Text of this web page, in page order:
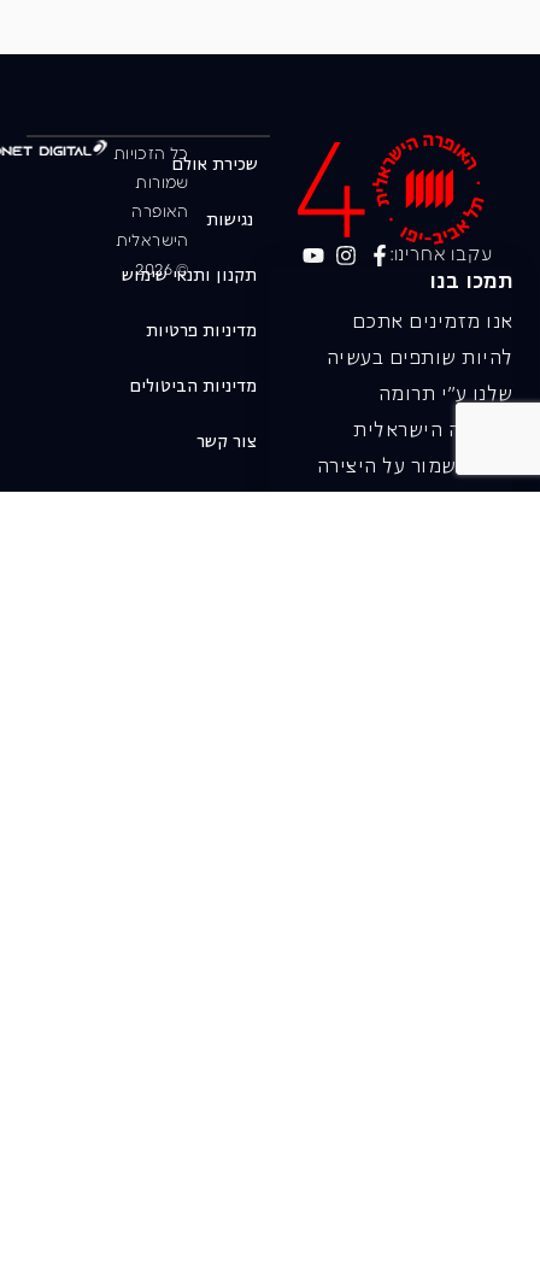
עקבו אחרינו:
תמכו בנו
אנו מזמינים אתכם
להיות שותפים בעשיה
שלנו ע"י תרומה
לאופרה הישראלית
ובכך לשמור על היצירה
כל הזכויות
שמורות
האופרה
הישראלית
© 2026
שכירת אולם
נגישות
תקנון ותנאי שימוש
מדיניות פרטיות
מדיניות הביטולים
צור קשר